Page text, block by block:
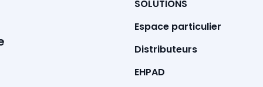
SOLUTIONS
Espace particulier
Distributeurs
EHPAD